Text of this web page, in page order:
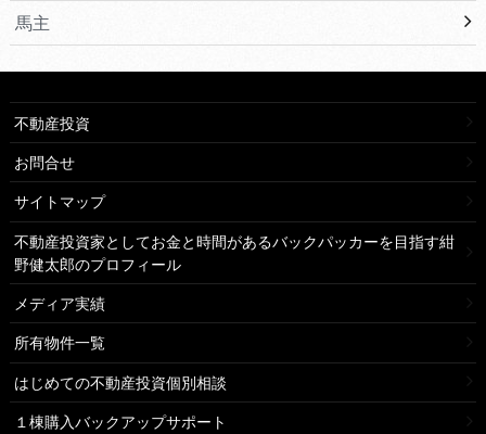
馬主
不動産投資
お問合せ
サイトマップ
不動産投資家としてお金と時間があるバックパッカーを目指す紺
野健太郎のプロフィール
メディア実績
所有物件一覧
はじめての不動産投資個別相談
１棟購入バックアップサポート